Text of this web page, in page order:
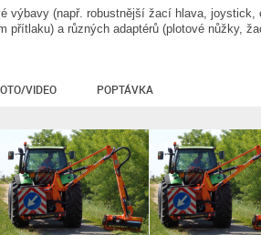
výbavy (např. robustnější žací hlava,
přítlaku) a různých adaptérů (plotové nůžky,
VIDEO POPTÁVKA